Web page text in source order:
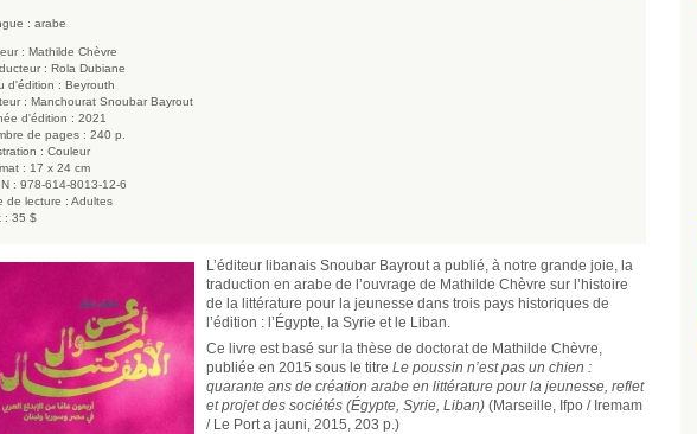
: arabe
: Mathilde Chèvre
: Rola Dubiane
d'édition : Beyrouth
: Manchourat Snoubar Bayrout
d'édition : 2021
de pages : 240 p.
: Couleur
: 17 x 24 cm
: 978-614-8013-12-6
de lecture : Adultes
: 35 $
L’éditeur libanais Snoubar Bayrout a publié, à notre grande joie, la
traduction en arabe de l’ouvrage de Mathilde Chèvre sur l’histoire
de la littérature pour la jeunesse dans trois pays historiques de
l’édition : l’Égypte, la Syrie et le Liban.
Ce livre est basé sur la thèse de doctorat de Mathilde Chèvre,
publiée en 2015 sous le titre Le poussin n’est pas un chien :
quarante ans de création arabe en littérature pour la jeunesse, reflet
et projet des sociétés (Égypte, Syrie, Liban) (Marseille, Ifpo / Iremam
/ Le Port a jauni, 2015, 203 p.)